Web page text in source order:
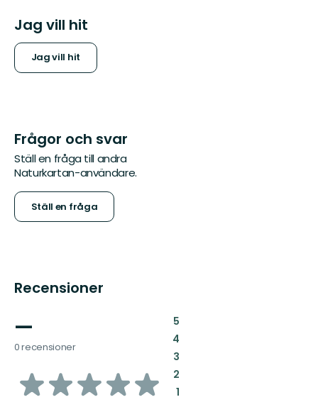
Jag vill hit
Jag vill hit
Frågor och svar
Ställ en fråga till andra
Naturkartan-användare.
Ställ en fråga
Recensioner
—
0 recensioner
av
5:
4:
3:
2:
1: